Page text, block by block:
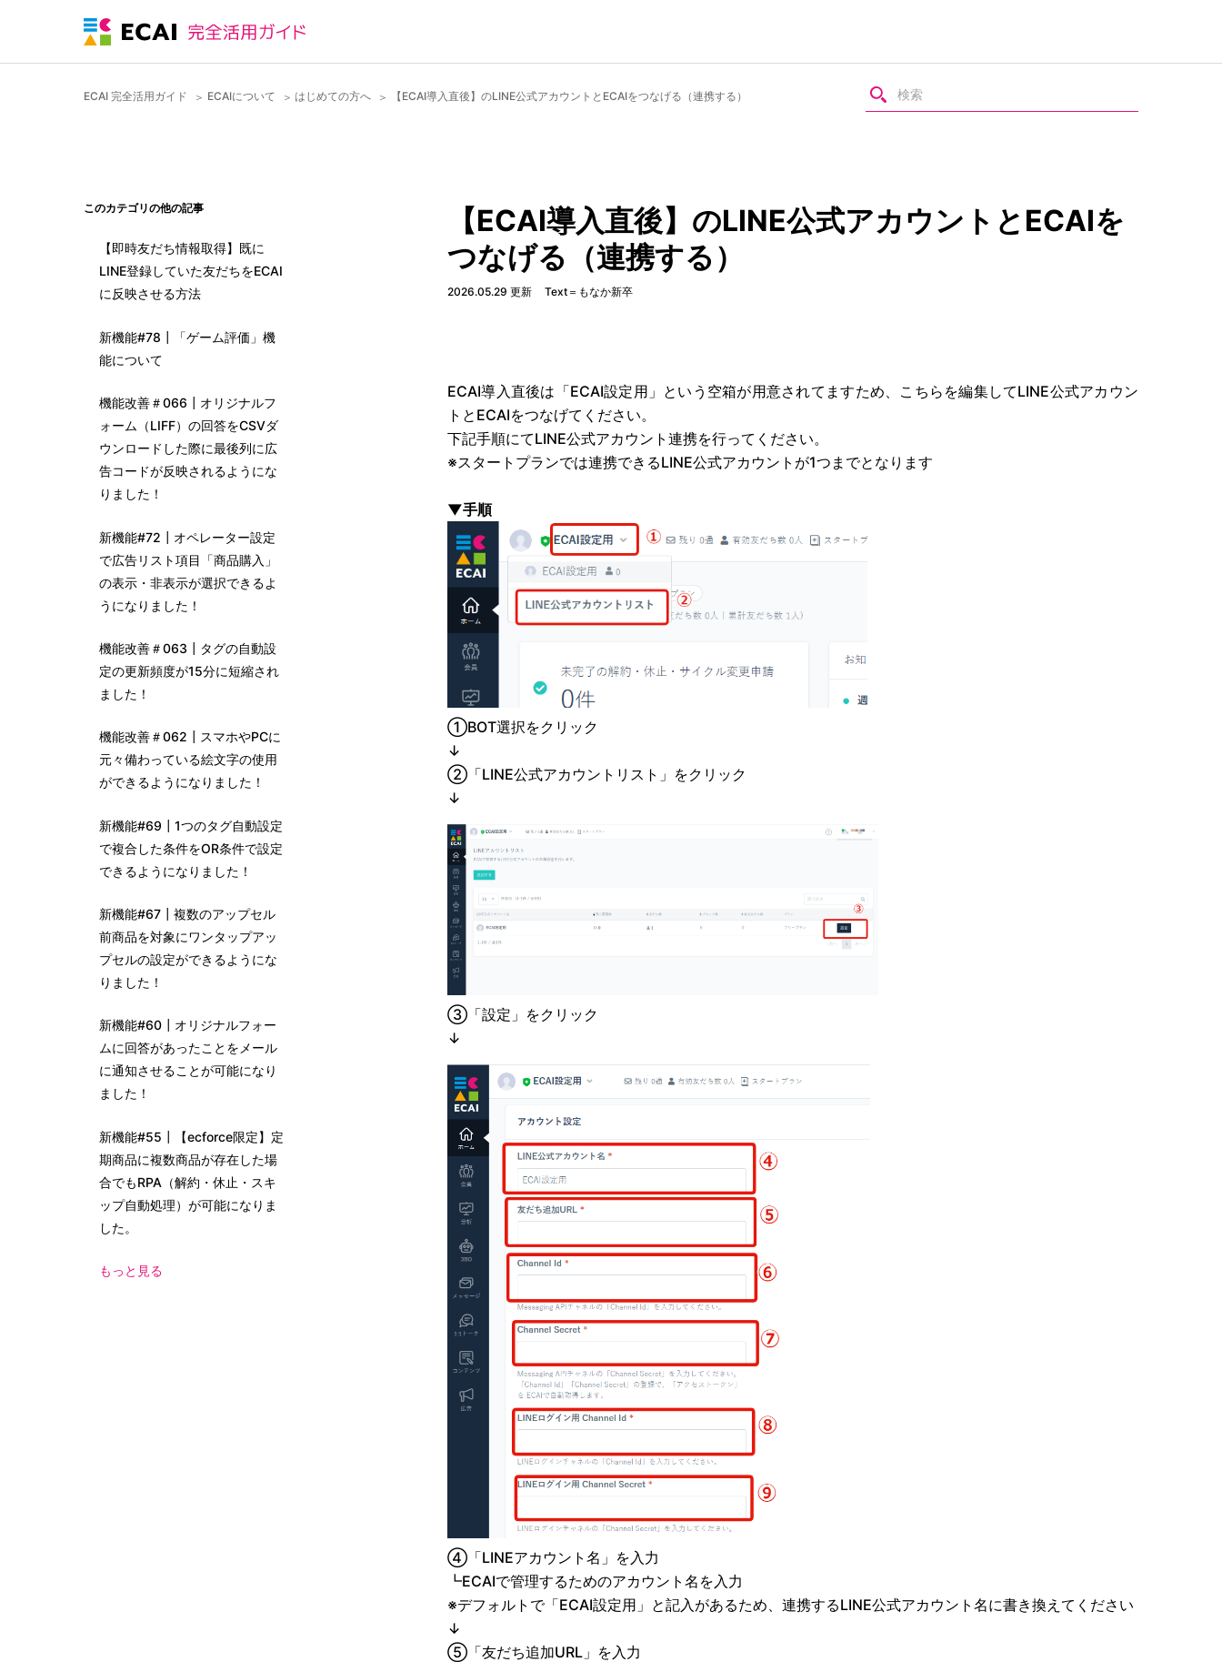
ECAI 完全活用ガイド ECAIについて はじめての方へ 【ECAI導入直後】のLINE公式アカウントとECAIをつなげる（連携する）
【ECAI導入直後】のLINE公式アカウントとECAIを
つなげる（連携する）
2026.05.29 更新 Text＝もなか新卒
ECAI導入直後は「ECAI設定用」という空箱が用意されてますため、こちらを編集してLINE公式アカウン
トとECAIをつなげてください。
下記手順にてLINE公式アカウント連携を行ってください。
※スタートプランでは連携できるLINE公式アカウントが1つまでとなります
▼手順
①BOT選択をクリック
↓
②「LINE公式アカウントリスト」をクリック
↓
➂「設定」をクリック
↓
④「LINEアカウント名」を入力
┗ECAIで管理するためのアカウント名を入力
※デフォルトで「ECAI設定用」と記入があるため、連携するLINE公式アカウント名に書き換えてください
↓
⑤「友だち追加URL」を入力
このカテゴリの他の記事
【即時友だち情報取得】既に
LINE登録していた友だちをECAI
に反映させる方法
新機能#78┃「ゲーム評価」機
能について
機能改善＃066┃オリジナルフ
ォーム（LIFF）の回答をCSVダ
ウンロードした際に最後列に広
告コードが反映されるようにな
りました！
新機能#72┃オペレーター設定
で広告リスト項目「商品購入」
の表示・非表示が選択できるよ
うになりました！
機能改善＃063┃タグの自動設
定の更新頻度が15分に短縮され
ました！
機能改善＃062┃スマホやPCに
元々備わっている絵文字の使用
ができるようになりました！
新機能#69┃1つのタグ自動設定
で複合した条件をOR条件で設定
できるようになりました！
新機能#67┃複数のアップセル
前商品を対象にワンタップアッ
プセルの設定ができるようにな
りました！
新機能#60┃オリジナルフォー
ムに回答があったことをメール
に通知させることが可能になり
ました！
新機能#55┃【ecforce限定】定
期商品に複数商品が存在した場
合でもRPA（解約・休止・スキ
ップ自動処理）が可能になりま
した。
もっと見る